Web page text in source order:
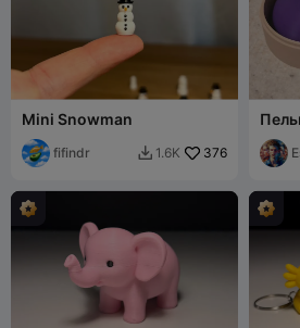
Mini Snowman
fifindr  1.6K 376